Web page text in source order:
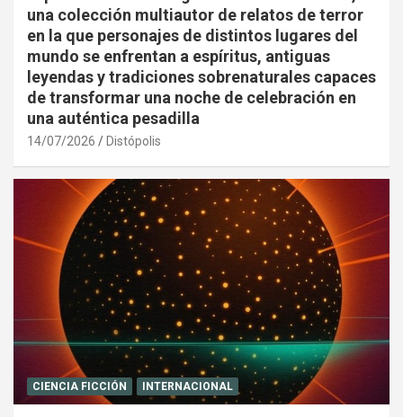
una colección multiautor de relatos de terror
en la que personajes de distintos lugares del
mundo se enfrentan a espíritus, antiguas
leyendas y tradiciones sobrenaturales capaces
de transformar una noche de celebración en
una auténtica pesadilla
14/07/2026 Distópolis
CIENCIA FICCIÓN INTERNACIONAL